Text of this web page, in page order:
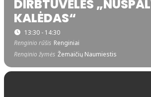
DIRBTUVĖLĖS
KALĖDAS“
13:30 - 14:30
Renginio rūšis Renginiai
Renginio žymės Žemaičių Naumiestis